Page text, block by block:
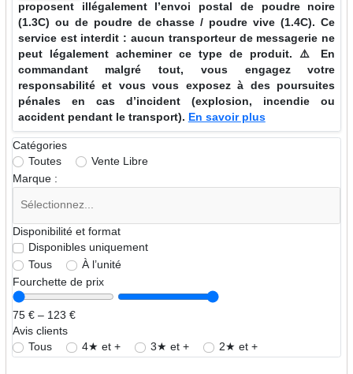
proposent illégalement l’envoi postal de poudre noire
(1.3C) ou de poudre de chasse / poudre vive (1.4C). Ce
service est interdit : aucun transporteur de messagerie ne
peut légalement acheminer ce type de produit. ⚠️ En
commandant malgré tout, vous engagez votre
responsabilité et vous vous exposez à des poursuites
pénales en cas d’incident (explosion, incendie ou
accident pendant le transport). En savoir plus
Catégories
Toutes
Vente Libre
Marque :
Disponibilité et format
Disponibles uniquement
Tous
À l’unité
Fourchette de prix
75 € – 123 €
Avis clients
Tous
4★ et + 3★ et + 2★ et +